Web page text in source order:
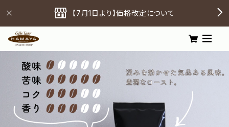
【7月1日より】価格改定について